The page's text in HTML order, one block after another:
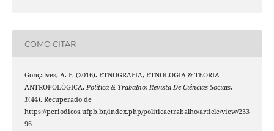
COMO CITAR
Gonçalves, A. F. (2016). ETNOGRAFIA, ETNOLOGIA & TEORIA
ANTROPOLÓGICA. Política & Trabalho: Revista De Ciências Sociais,
1(44). Recuperado de
https://periodicos.ufpb.br/index.php/politicaetrabalho/article/view/233
96